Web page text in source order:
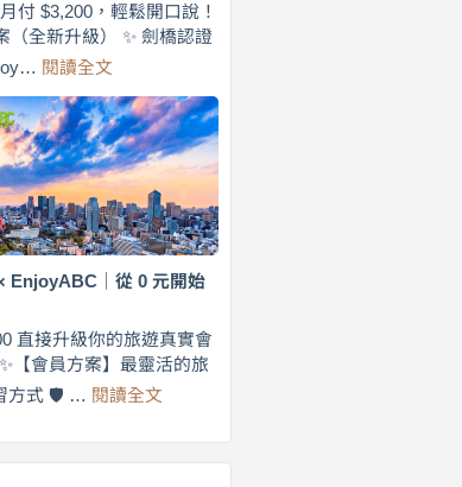
橋
×
EnjoyABC
遊
口
說
營
｜
月
付
$3,200，
更
自
在
✨
付 $3,200，輕鬆開口說！
（全新升級） ✨ 劍橋認證
閱讀全文
外
師
帶
練
英
語
｜
英
劍
橋
×
享
英
EnjoyABC｜從 0 元開始
直接升級你的旅遊真實會
【會員方案】最靈活的旅
方式 🛡️ … 閱讀全文
商
劍